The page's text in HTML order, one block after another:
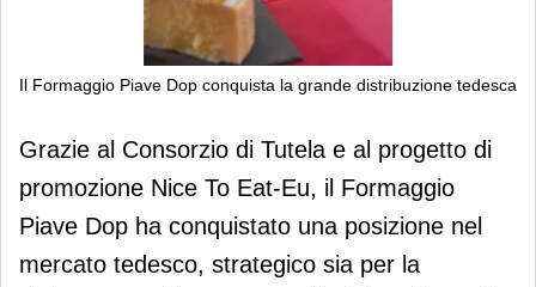
Il Formaggio Piave Dop conquista la grande distribuzione tedesca
Il Formaggio Piave Dop conquista la
grande distribuzione tedesca
Grazie al Consorzio di Tutela e al progetto di
promozione Nice To Eat-Eu, il Formaggio
Piave Dop ha conquistato una posizione nel
mercato tedesco, strategico sia per la